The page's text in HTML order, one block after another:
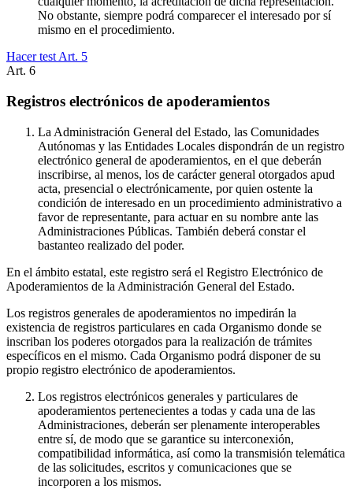
No obstante, siempre podrá comparecer el interesado por sí
mismo en el procedimiento.
Hacer test Art. 5
Art. 6
Registros electrónicos de apoderamientos
La Administración General del Estado, las Comunidades
Autónomas y las Entidades Locales dispondrán de un registro
electrónico general de apoderamientos, en el que deberán
inscribirse, al menos, los de carácter general otorgados apud
acta, presencial o electrónicamente, por quien ostente la
condición de interesado en un procedimiento administrativo a
favor de representante, para actuar en su nombre ante las
Administraciones Públicas. También deberá constar el
bastanteo realizado del poder.
En el ámbito estatal, este registro será el Registro Electrónico de
Apoderamientos de la Administración General del Estado.
Los registros generales de apoderamientos no impedirán la
existencia de registros particulares en cada Organismo donde se
inscriban los poderes otorgados para la realización de trámites
específicos en el mismo. Cada Organismo podrá disponer de su
propio registro electrónico de apoderamientos.
Los registros electrónicos generales y particulares de
apoderamientos pertenecientes a todas y cada una de las
Administraciones, deberán ser plenamente interoperables
entre sí, de modo que se garantice su interconexión,
compatibilidad informática, así como la transmisión telemática
de las solicitudes, escritos y comunicaciones que se
incorporen a los mismos.